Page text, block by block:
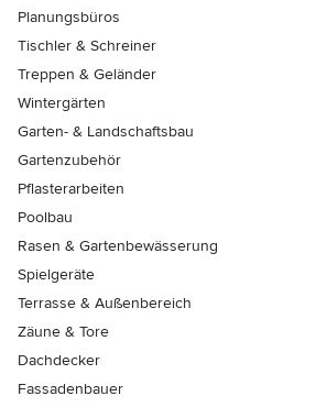
Planungsbüros
Tischler & Schreiner
Treppen & Geländer
Wintergärten
Garten- & Landschaftsbau
Gartenzubehör
Pflasterarbeiten
Poolbau
Rasen & Gartenbewässerung
Spielgeräte
Terrasse & Außenbereich
Zäune & Tore
Dachdecker
Fassadenbauer